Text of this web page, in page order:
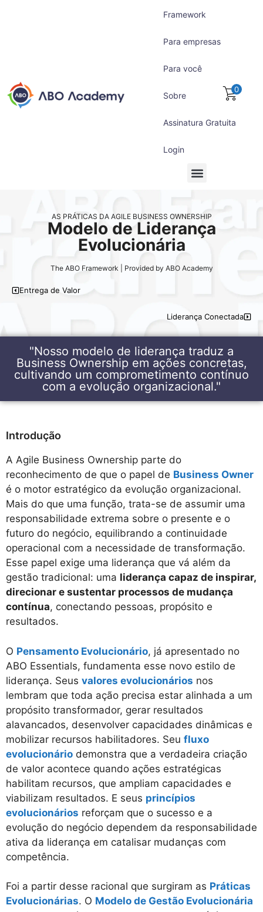
Framework
Para empresas
Para você
Sobre
Assinatura Gratuita
Login
0
AS PRÁTICAS DA AGILE BUSINESS OWNERSHIP
Modelo de Liderança
Evolucionária
The ABO Framework | Provided by ABO Academy
Entrega de Valor
Liderança Conectada
"Nosso modelo de liderança traduz a
Business Ownership em ações concretas,
cultivando um comprometimento contínuo
com a evolução organizacional."
Introdução
A Agile Business Ownership parte do
reconhecimento de que o papel de Business Owner
é o motor estratégico da evolução organizacional.
Mais do que uma função, trata-se de assumir uma
responsabilidade extrema sobre o presente e o
futuro do negócio, equilibrando a continuidade
operacional com a necessidade de transformação.
Esse papel exige uma liderança que vá além da
gestão tradicional: uma liderança capaz de inspirar,
direcionar e sustentar processos de mudança
contínua, conectando pessoas, propósito e
resultados.
O Pensamento Evolucionário, já apresentado no
ABO Essentials, fundamenta esse novo estilo de
liderança. Seus valores evolucionários nos
lembram que toda ação precisa estar alinhada a um
propósito transformador, gerar resultados
alavancados, desenvolver capacidades dinâmicas e
mobilizar recursos habilitadores. Seu fluxo
evolucionário demonstra que a verdadeira criação
de valor acontece quando ações estratégicas
habilitam recursos, que ampliam capacidades e
viabilizam resultados. E seus princípios
evolucionários reforçam que o sucesso e a
evolução do negócio dependem da responsabilidade
ativa da liderança em catalisar mudanças com
competência.
Foi a partir desse racional que surgiram as Práticas
Evolucionárias. O Modelo de Gestão Evolucionária